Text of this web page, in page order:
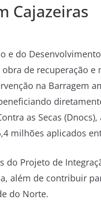
Cajazeiras
e do
de recuperação e
na Barragem
as Secas
milhões aplicados
Projeto de
além de contribuir
do Norte.